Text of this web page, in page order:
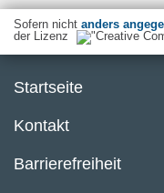
Sofern nicht anders
der Lizenz
Startseite
Kontakt
Barrierefreiheit